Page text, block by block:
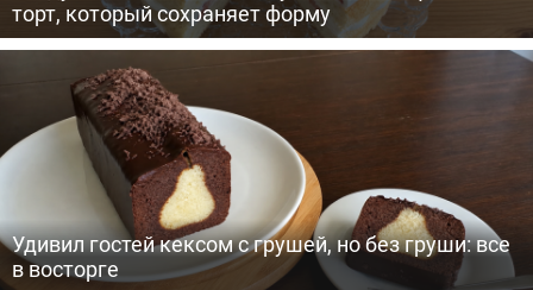
торт, который сохраняет форму
Удивил гостей кексом с грушей, но без груши: все
в восторге